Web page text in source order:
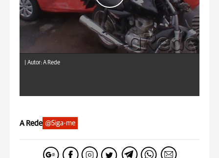
Autor: A Rede
A Rede @Siga-me